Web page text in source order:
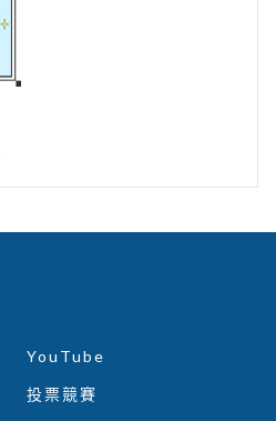
YouTube
投票競賽